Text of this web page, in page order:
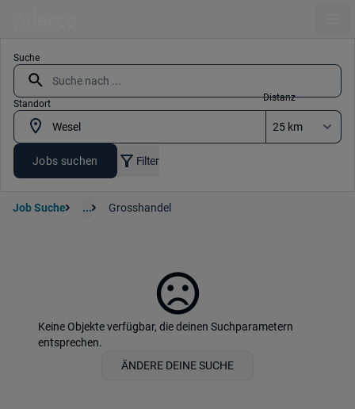
Suche
Standort
Distanz
Jobs suchen Filter
Job Suche ... Grosshandel
Keine Objekte verfügbar, die deinen Suchparametern
entsprechen.
ÄNDERE DEINE SUCHE